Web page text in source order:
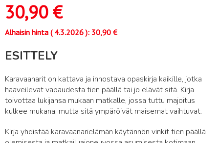
30,90€
Alhaisin hinta (4.3.2026): 30,90 €
ESITTELY
Karavaanarit on kattava ja innostava opaskirja kaikille, jotka
haaveilevat vapaudesta tien päällä tai jo elävät sitä. Kirja
toivottaa lukijansa mukaan matkalle, jossa tuttu majoitus
kulkee mukana, mutta sitä ympäröivät maisemat vaihtuvat.
Kirja yhdistää karavaanarielämän käytännön vinkit tien päällä